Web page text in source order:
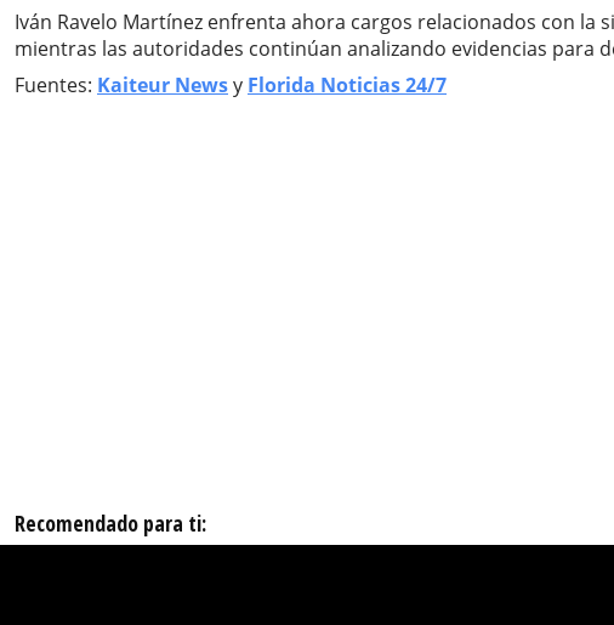
Iván Ravelo Martínez enfrenta ahora cargos relacionados con
mientras las autoridades continúan analizando evidencias para
Fuentes: Kaiteur Newsy Florida Noticias 24/7
Recomendado para ti: